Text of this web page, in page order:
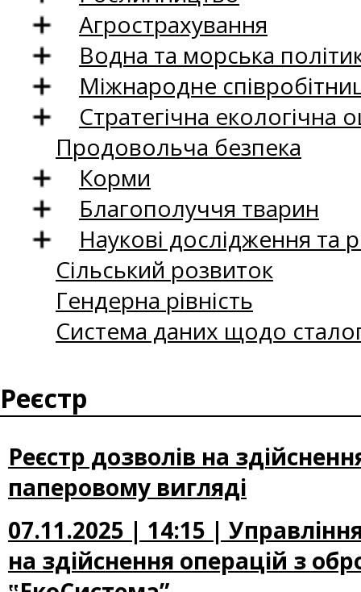
Агрострахування
Водна та морська
Міжнародне
Стратегічна екологічна
Продовольча безпека
Корми
Благополуччя тварин
Наукові дослідження та
Сільський розвиток
Гендерна рівність
Система даних щодо
Реєстр
Реєстр дозволів на
паперовому вигляді
07.11.2025 | 14:15 |
на здійснення операцій з